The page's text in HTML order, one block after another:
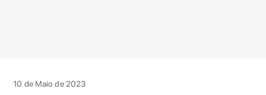
10 de Maio de 2023